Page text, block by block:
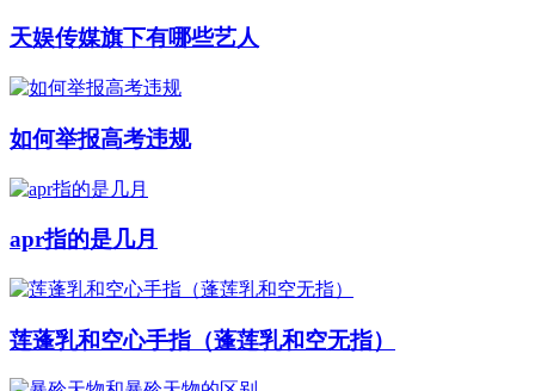
天娱传媒旗下有哪些艺人
如何举报高考违规
apr指的是几月
莲蓬乳和空心手指（蓬莲乳和空无指）